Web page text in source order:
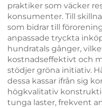
praktiker som väcker
konsumenter. Till
som bidrar till
anpassade tryckta
hundratals gånger,
kostnadseffektivt och
stödjer gröna initiativ.
dessa kassar ifrån sig
högkvalitativ
tunga laster, frekvent